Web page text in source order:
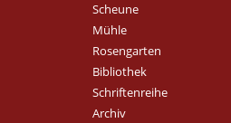
Scheune
Mühle
Rosengarten
Bibliothek
Schriftenreihe
Archiv